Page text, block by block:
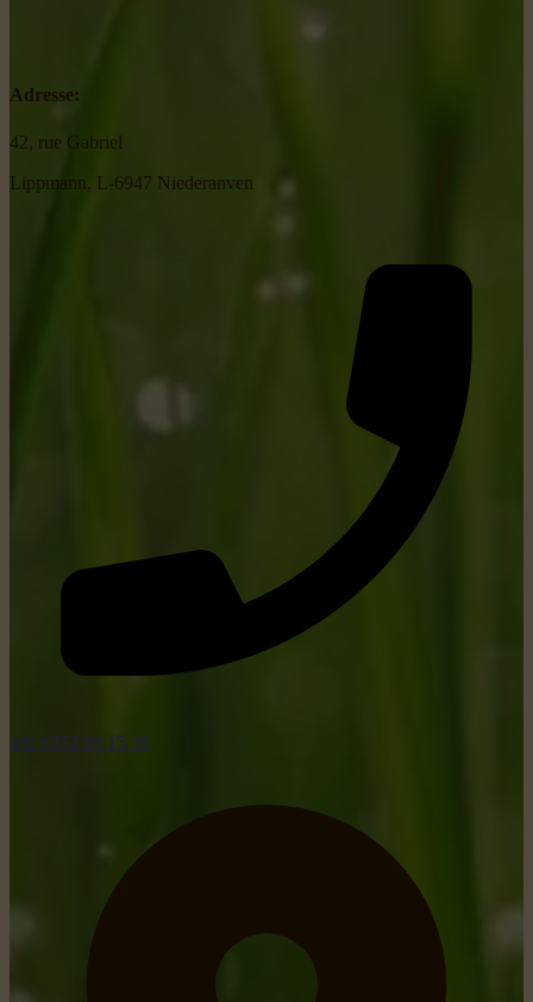
Adresse:
42, rue Gabriel
Lippmann, L-6947 Niederanven
tel: +352 26 15 26